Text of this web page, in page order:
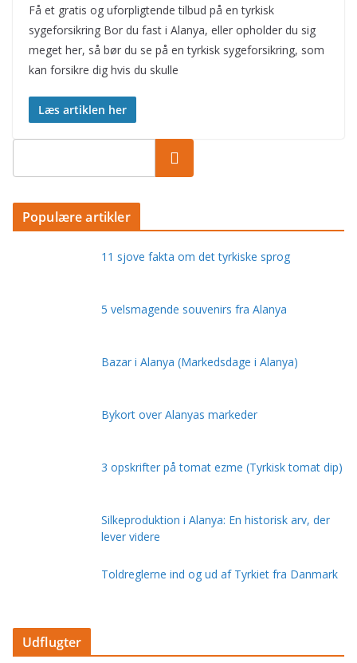
Få et gratis og uforpligtende tilbud på en tyrkisk
sygeforsikring Bor du fast i Alanya, eller opholder du sig
meget her, så bør du se på en tyrkisk sygeforsikring, som
kan forsikre dig hvis du skulle
Læs artiklen her
Populære artikler
11 sjove fakta om det tyrkiske sprog
5 velsmagende souvenirs fra Alanya
Bazar i Alanya (Markedsdage i Alanya)
Bykort over Alanyas markeder
3 opskrifter på tomat ezme (Tyrkisk tomat dip)
Silkeproduktion i Alanya: En historisk arv, der
lever videre
Toldreglerne ind og ud af Tyrkiet fra Danmark
Udflugter